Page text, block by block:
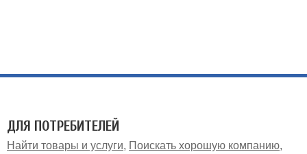
ДЛЯ ПОТРЕБИТЕЛЕЙ
Найти товары и услуги
Поискать хорошую компанию